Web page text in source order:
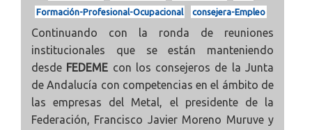
Formación-Profesional-Ocupacional
consejera-Empleo
Continuando con la ronda de reuniones
institucionales que se están manteniendo
desde FEDEME con los consejeros de la Junta
de Andalucía con competencias en el ámbito de
las empresas del Metal, el presidente de la
Federación, Francisco Javier Moreno Muruve y